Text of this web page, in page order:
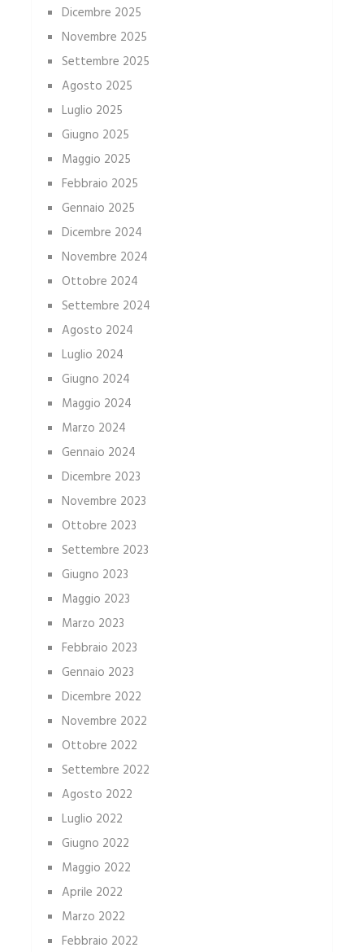
Dicembre 2025
Novembre 2025
Settembre 2025
Agosto 2025
Luglio 2025
Giugno 2025
Maggio 2025
Febbraio 2025
Gennaio 2025
Dicembre 2024
Novembre 2024
Ottobre 2024
Settembre 2024
Agosto 2024
Luglio 2024
Giugno 2024
Maggio 2024
Marzo 2024
Gennaio 2024
Dicembre 2023
Novembre 2023
Ottobre 2023
Settembre 2023
Giugno 2023
Maggio 2023
Marzo 2023
Febbraio 2023
Gennaio 2023
Dicembre 2022
Novembre 2022
Ottobre 2022
Settembre 2022
Agosto 2022
Luglio 2022
Giugno 2022
Maggio 2022
Aprile 2022
Marzo 2022
Febbraio 2022